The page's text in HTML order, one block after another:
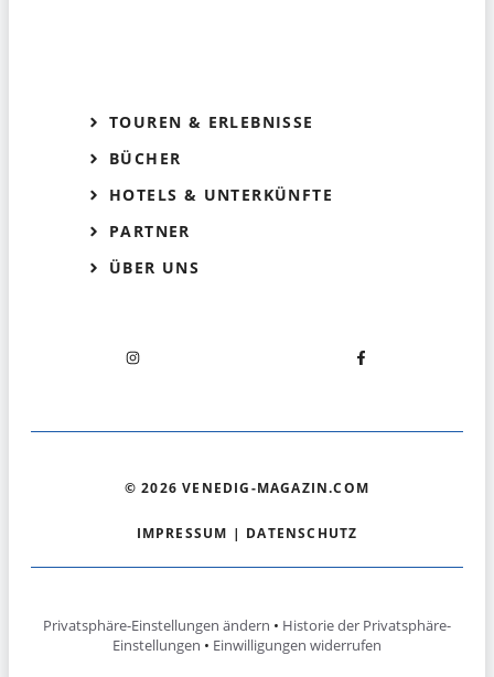
TOUREN & ERLEBNISSE
BÜCHER
HOTELS & UNTERKÜNFTE
PARTNER
ÜBER UNS
© 2026 VENEDIG-MAGAZIN.COM
IMPRESSUM | DATENSCHUTZ
Privatsphäre-Einstellungen ändern • Historie der Privatsphäre-
Einstellungen • Einwilligungen widerrufen